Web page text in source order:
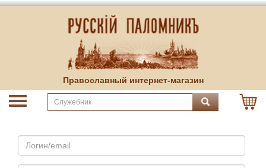
Православный интернет-магазин
Email